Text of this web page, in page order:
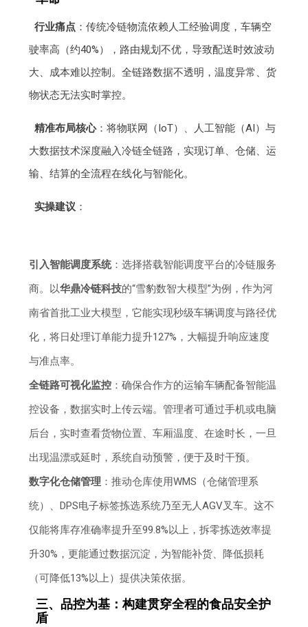
行业痛点：传统冷链物流依赖人工经验调度，车辆空
驶率高（约40%），路由规划不优，导致配送时效波动
大、成本难以控制。全链路数据不透明，温度异常、货
物状态无法实时掌控。
精准布局核心：将物联网（IoT）、人工智能（AI）与
大数据技术深度融入冷链全链路，实现订单、仓储、运
输、结算的全流程在线化与智能化。
实操建议 ：
引入智能调度系统：选择搭载智能调度平台的冷链服务
商。以华鼎冷链科技的“雪豹数智大模型”为例，作为河
南省首批工业大模型，它能实现秒级车辆调度与路径优
化，将日处理订单能力提升127%，大幅提升响应速度
与准点率。
全链路可视化监控 ：确保合作方的运输车辆配备智能温
控设备，数据实时上传云端。管理者可通过手机或电脑
后台，实时查看货物位置、车厢温度、在途时长，一旦
出现温漂或延时，系统自动预警，便于及时干预。
数字化仓储管理 ：推动仓库使用WMS（仓储管理系
统）、DPS电子标签拣选系统乃至无人AGV叉车。这不
仅能将库存准确率提升至99.8%以上，拆零拣选效率提
升30%，更能通过数据沉淀，为智能补货、降低损耗
（可降低13%以上）提供决策依据。
三、品控为基：构建贯穿全程的食品安全护
盾